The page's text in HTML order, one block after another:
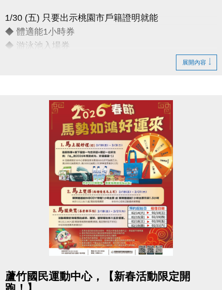
（一）報名請攜帶學生證為憑，不可降級參加。
（二）比賽當日報到請出示身分證或健保卡，以備查
核。
（三）超過比賽時間 3 分鐘未出賽者，以棄權論（以
出場順序，不得異議。
（五）主辦單位保有延期舉辦比賽、調整場地及最終
解釋等權利。
（六）如有未盡事宜，依現場公告為主。
（七）洽詢專線：03-263-9066 #115、116
1/30 (五) 只要出示桃園市戶籍證明就能
◆ 體適能1小時券
◆ 游泳池入場券
-洽詢專線：03-2639066 #111
-官網 :
https://www.lzsports.com.tw/zh_TW/news/pageID/1/
-FB : 桃園市蘆竹國民運動中心
-IG : @luzhusports
展開內容
蘆竹國民運動中心，【新春活動限定開